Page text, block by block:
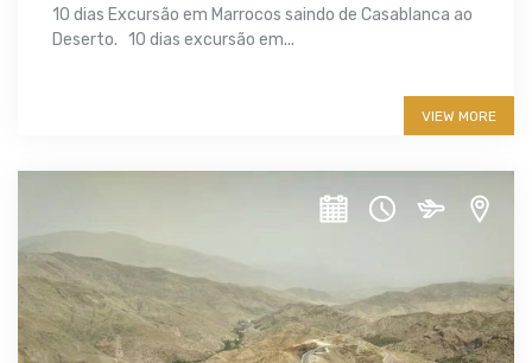
10 dias Excursão em Marrocos saindo de Casablanca ao
Deserto. 10 dias excursão em...
VIEW MORE